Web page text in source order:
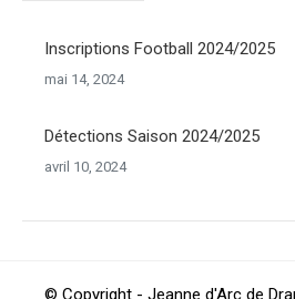
Inscriptions Football 2024/2025
mai 14, 2024
Détections Saison 2024/2025
avril 10, 2024
© Copyright - Jeanne d'Arc de